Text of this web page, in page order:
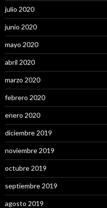
julio 2020
junio 2020
mayo 2020
abril 2020
marzo 2020
febrero 2020
enero 2020
diciembre 2019
noviembre 2019
octubre 2019
septiembre 2019
agosto 2019